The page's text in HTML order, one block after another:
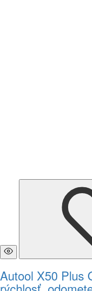
Autool X50 Plus